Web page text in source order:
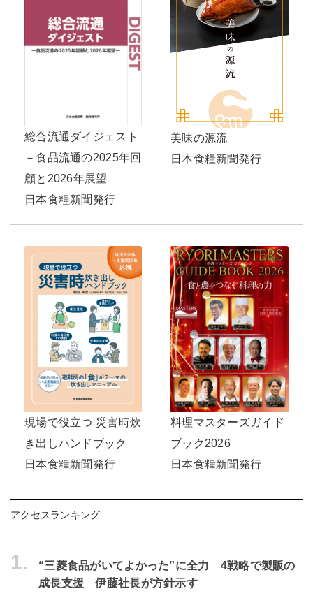
総合流通ダイジェスト
－食品流通の2025年回
顧と2026年展望
日本食糧新聞発行
美味の源流
日本食糧新聞発行
現場で役立つ 災害時炊
き出しハンドブック
日本食糧新聞発行
料理マスターズガイド
ブック2026
日本食糧新聞発行
アクセスランキング
1.
“三菱食品がいてよかった”に全力 4戦略で製販の
成長支援 伊藤社長が方針示す